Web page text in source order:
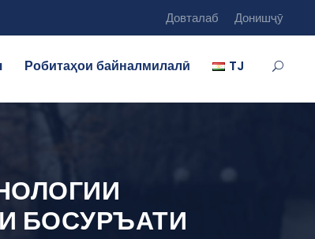
Довталаб Донишҷӯ
Робитаҳои байналмилалӣ TJ
БОСУРЪАТИ